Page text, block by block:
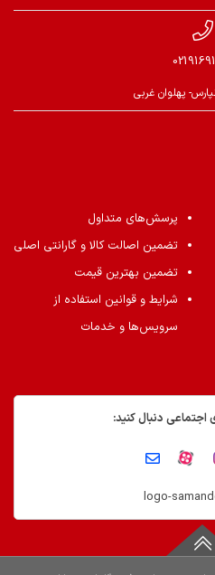
پهلوان غربی
پرسش‌های متداول
تضمین اصالت کالا و گارانتی اصلی
تضمین بهترین قیمت
شرایط و قوانین استفاده از
سرویس‌ها و خدمات
اجتماعی دنبال کنید: